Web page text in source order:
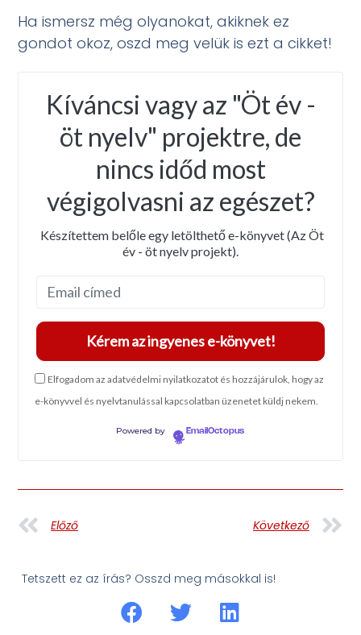
Ha ismersz még olyanokat, akiknek ez
gondot okoz, oszd meg velük is ezt a cikket!
Kíváncsi vagy az "Öt év -
öt nyelv" projektre, de
nincs időd most
végigolvasni az egészet?
Készítettem belőle egy letölthető e-könyvet (Az Öt
év - öt nyelv projekt).
Elfogadom az adatvédelmi nyilatkozatot és hozzájárulok, hogy az
e-könyvvel és nyelvtanulással kapcsolatban üzenetet küldj nekem.
Powered by EmailOctopus
Előző Következő
Tetszett ez az írás? Osszd meg másokkal is!